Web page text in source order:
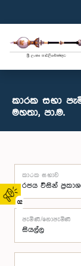
02
කාරක සභා
මහතා, පා.ම.
කාරක සභාව
පැමිණි/නොපැමිණි